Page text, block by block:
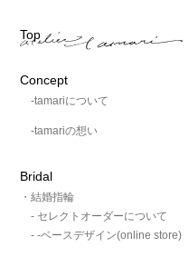
Top
Concept
-tamariについて
-tamariの想い
Bridal
・結婚指輪
- セレクトオーダーについて
- -ベースデザイン(online store)